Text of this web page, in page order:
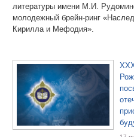
литературы имени М.И.
молодежный брейн-ринг
Кирилла и Мефодия».